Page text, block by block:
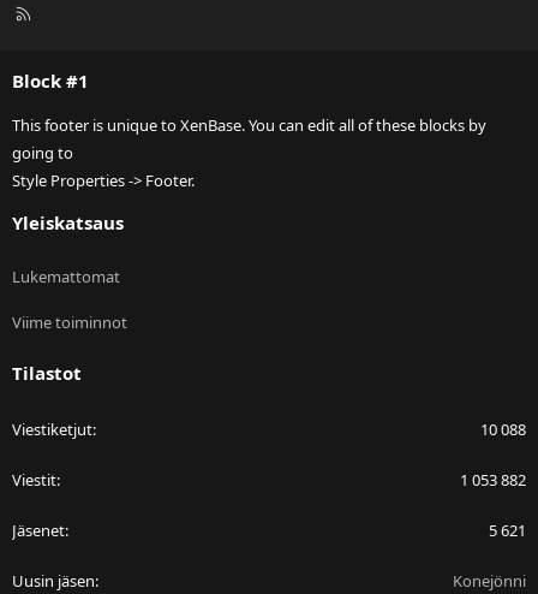
R
Block #1
This footer is unique to XenBase. You can edit all of these blocks by
going to
Style Properties -> Footer.
Yleiskatsaus
Lukemattomat
Viime toiminnot
Tilastot
Viestiketjut 10 088
Viestit 1 053 882
Jäsenet 5 621
Uusin jäsen Konejönni